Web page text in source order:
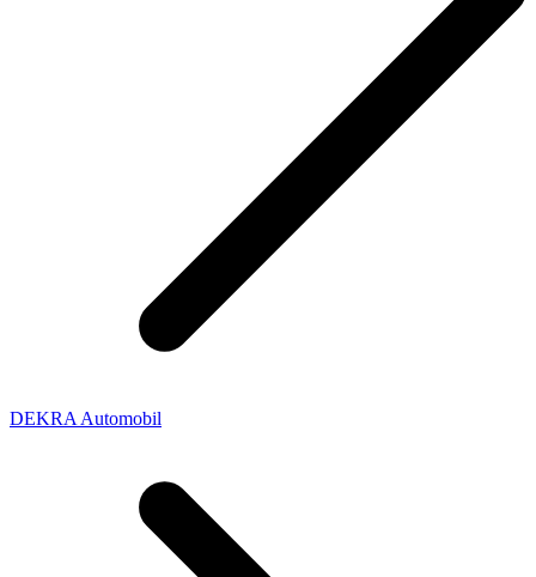
DEKRA Automobil